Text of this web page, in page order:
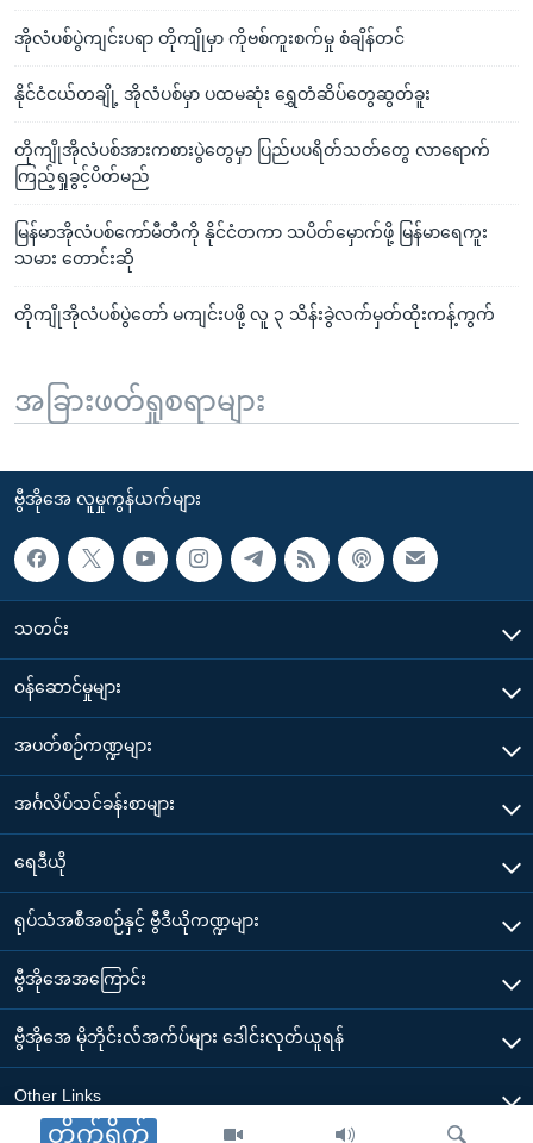
တိုက်ရိုက်
အိုလံပစ်ပွဲကျင်းပရာ တိုကျိုမှာ ကိုဗစ်ကူးစက်မှု စံချိန်တင်
နိုင်ငံငယ်တချို့ အိုလံပစ်မှာ ပထမဆုံး ရွှေတံဆိပ်တွေဆွတ်ခူး
တိုကျိုအိုလံပစ်အားကစားပွဲတွေမှာ ပြည်ပပရိတ်သတ်တွေ လာရောက်
ကြည့်ရှုခွင့်ပိတ်မည်
မြန်မာအိုလံပစ်ကော်မီတီကို နိုင်ငံတကာ သပိတ်မှောက်ဖို့ မြန်မာရေကူး
သမား တောင်းဆို
တိုကျိုအိုလံပစ်ပွဲတော် မကျင်းပဖို့ လူ ၃ သိန်းခွဲလက်မှတ်ထိုးကန့်ကွက်
အခြားဖတ်ရှုစရာများ
ဗွီအိုအေ လူမှုကွန်ယက်များ
သတင်း
၀န်ဆောင်မှုများ
အပတ်စဉ်ကဏ္ဍများ
အင်္ဂလိပ်သင်ခန်းစာများ
ရေဒီယို
ရုပ်သံအစီအစဉ်နှင့် ဗွီဒီယိုကဏ္ဍများ
ဗွီအိုအေအကြောင်း
ဗွီအိုအေ မိုဘိုင်းလ်အက်ပ်များ ဒေါင်းလုတ်ယူရန်
Other Links